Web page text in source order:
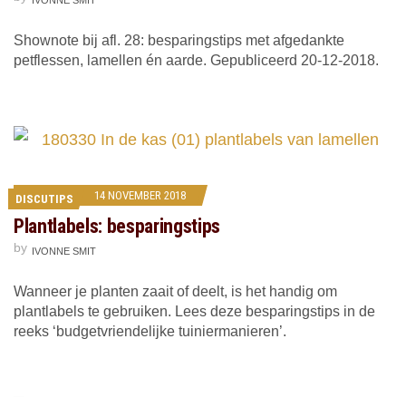
Shownote bij afl. 28: besparingstips met afgedankte
petflessen, lamellen én aarde. Gepubliceerd 20-12-2018.
DISCUTIPS 14 NOVEMBER 2018
Plantlabels: besparingstips
by IVONNE SMIT
Wanneer je planten zaait of deelt, is het handig om
plantlabels te gebruiken. Lees deze besparingstips in de
reeks ‘budgetvriendelijke tuiniermanieren’.